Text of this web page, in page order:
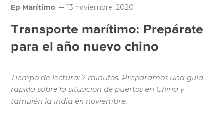
Ep Marítimo 13 noviembre, 2020
Transporte marítimo: Prepárate
para el año nuevo chino
Tiempo de lectura: 2 minutos. Preparamos una guía
rápida sobre la situación de puertos en China y
también la India en noviembre.